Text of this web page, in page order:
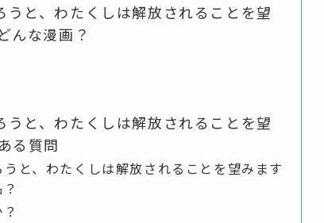
うと、わたくしは解放されることを望
んな漫画？
うと、わたくしは解放されることを望
る質問
と、わたくしは解放されることを望みます